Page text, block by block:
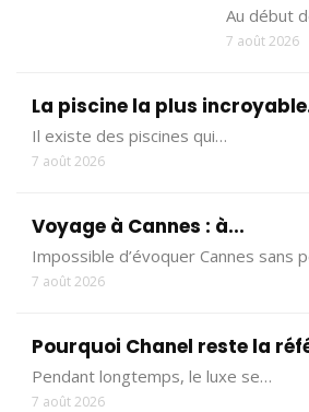
Au début
7 août 2026
La piscine la plus
Il existe des piscines qui…
7 août 2026
Voyage à Cannes : à...
Impossible d’évoquer Cannes sans
7 août 2026
Pourquoi Chanel reste la
Pendant longtemps, le luxe se…
7 août 2026